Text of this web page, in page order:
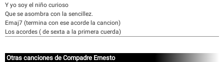
Y yo soy el niño curioso
Que se asombra con la sencillez.
Emaj7 (termina con ese acorde la cancion)
Los acordes ( de sexta a la primera cuerda)
Otras canciones de Compadre Ernesto